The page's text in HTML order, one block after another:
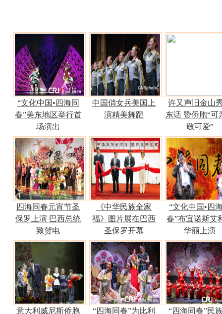
“文化中国•四海同
春”美东地区举行首
场演出
中国俏女兵美国上
演精美舞蹈
许又声旧金山
东话 赞侨胞“可
敬可爱”
四海同春元宵节圣
保罗上演 巴西总统
致贺电
《中华民族全家
福》图片展在巴西
圣保罗开幕
“文化中国•四
春”布宜诺斯艾
华丽上演
意大利威尼斯侨胞
“四海同春”为比利
“四海同春”民